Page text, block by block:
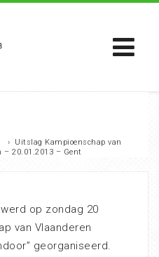
› Uitslag Kampioenschap van
– 20.01.2013 – Gent
op zondag 20
van Vlaanderen
georganiseerd.